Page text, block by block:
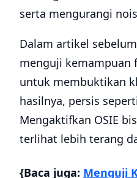
serta mengurangi
Dalam artikel
menguji kemampuan
untuk membuktikan
hasilnya, persis
Mengaktifkan OSIE
terlihat lebih terang
{Baca juga: Menguji